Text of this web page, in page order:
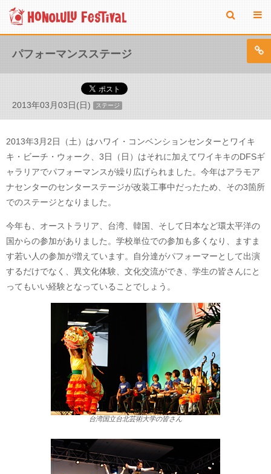
パフォーマンスステージ
2013年03月03日(日) ステージ
2013年3月2日（土）はハワイ・コンベンションセンターとワイキ
キ・ビーチ・ウォーク、3日（日）はそれに加えてワイキキのDFSギ
ャラリアでパフォーマンスが繰り広げられました。今年はアラモア
ナセンターのセンターステージが改装工事中だったため、その3箇所
でのステージとなりました。
今年も、オーストラリア、台湾、韓国、そして日本など環太平洋の
国からの参加がありました。学校単位での参加も多くなり、ますま
す若い人の参加が増えています。自分達がパフォーマーとして出演
するだけでなく、異文化体験、文化交流ができ、学生の皆さんにと
ってもいい経験となっていることでしょう。
台湾国立台北芸術大学の皆さん